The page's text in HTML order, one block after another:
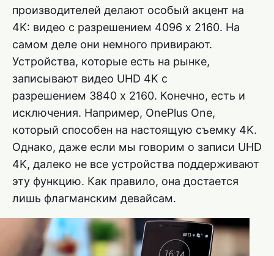
производителей делают особый акцент на
4K: видео с разрешением 4096 x 2160. На
самом деле они немного привирают.
Устройства, которые есть на рынке,
записывают видео UHD 4K с
разрешением 3840 x 2160. Конечно, есть и
исключения. Например, OnePlus One,
который способен на настоящую съемку 4K.
Однако, даже если мы говорим о записи UHD
4K, далеко не все устройства поддерживают
эту функцию. Как правило, она достается
лишь флагманским девайсам.